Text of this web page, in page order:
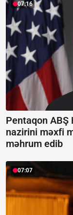
07:16
Pentaqon ABŞ
nazirini məxfi
məhrum edib
07:07